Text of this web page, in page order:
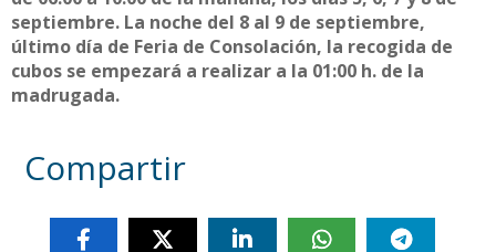
septiembre. La noche del 8 al 9 de septiembre,
último día de Feria de Consolación, la recogida de
cubos se empezará a realizar a la 01:00 h. de la
madrugada.
Compartir